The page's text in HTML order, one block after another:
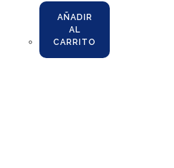
AÑADIR
AL
CARRITO